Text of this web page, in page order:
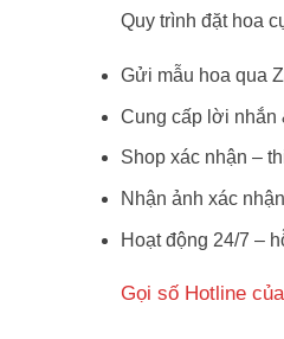
Quy trình đặt hoa
Gửi mẫu hoa qua
Cung cấp lời nhắn
Shop xác nhận –
Nhận ảnh xác
Hoạt động 24/7 –
Gọi số Hotline